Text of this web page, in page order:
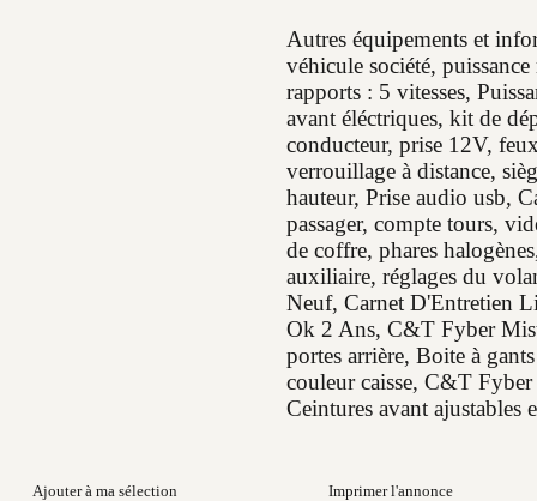
Autres équipements et
véhicule société,
rapports : 5 vitesses,
avant éléctriques, kit de
conducteur, prise 12V,
verrouillage à distance,
hauteur, Prise audio usb,
passager, compte tours,
de coffre, phares
auxiliaire, réglages du
Neuf, Carnet D'Entretien
Ok 2 Ans, C&T Fyber
portes arrière, Boite à
couleur caisse, C&T
Ceintures avant ajustables
Ajouter à ma sélection Imprimer l'annonce